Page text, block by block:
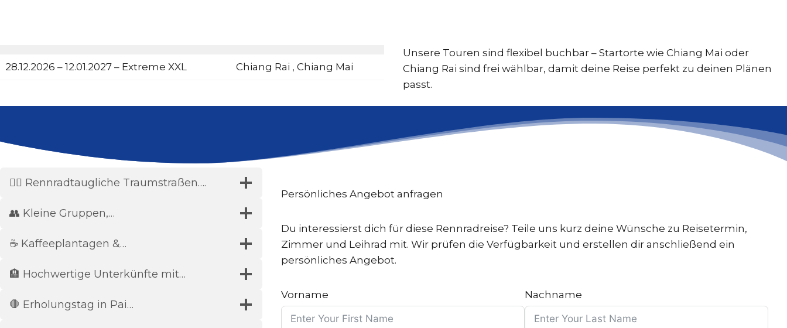
28.12.2026 – 12.01.2027 – Extreme XXL Chiang Rai , Chiang Mai
Unsere Touren sind flexibel buchbar – Startorte wie Chiang Mai oder
Chiang Rai sind frei wählbar, damit deine Reise perfekt zu deinen Plänen
passt.
🚴‍♂️ Rennradtaugliche Traumstraßen….
👥 Kleine Gruppen,…
☕ Kaffeeplantagen &…
🏨 Hochwertige Unterkünfte mit…
🛑 Erholungstag in Pai…
Persönliches Angebot anfragen
Du interessierst dich für diese Rennradreise? Teile uns kurz deine Wünsche zu Reisetermin,
Zimmer und Leihrad mit. Wir prüfen die Verfügbarkeit und erstellen dir anschließend ein
persönliches Angebot.
Vorname Nachname